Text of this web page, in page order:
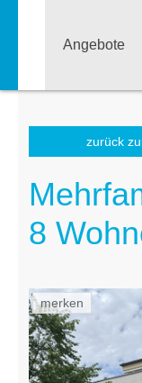
Angebote
zurück
8
merken